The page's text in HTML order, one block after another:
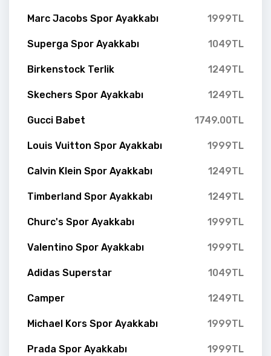
Marc Jacobs Spor Ayakkabı 1999TL
Superga Spor Ayakkabı 1049TL
Birkenstock Terlik 1249TL
Skechers Spor Ayakkabı 1249TL
Gucci Babet 1749.00TL
Louis Vuitton Spor Ayakkabı 1999TL
Calvin Klein Spor Ayakkabı 1249TL
Timberland Spor Ayakkabı 1249TL
Churc's Spor Ayakkabı 1999TL
Valentino Spor Ayakkabı 1999TL
Adidas Superstar 1049TL
Camper 1249TL
Michael Kors Spor Ayakkabı 1999TL
Prada Spor Ayakkabı 1999TL